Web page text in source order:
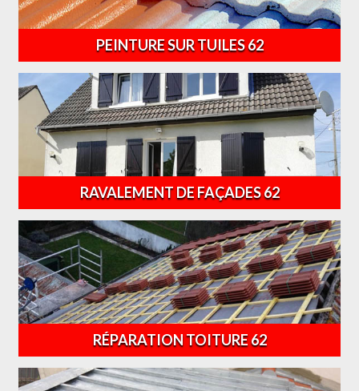
PEINTURE SUR TUILES 62
RAVALEMENT DE FAÇADES 62
RÉPARATION TOITURE 62